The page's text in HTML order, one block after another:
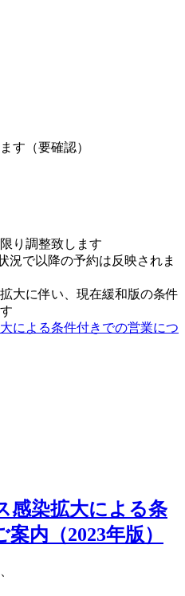
す（要確認）
り調整致します
況で以降の予約は反映されま
大に伴い、現在緩和版の条件
による条件付きでの営業につ
感染拡大による条
内（2023年版）